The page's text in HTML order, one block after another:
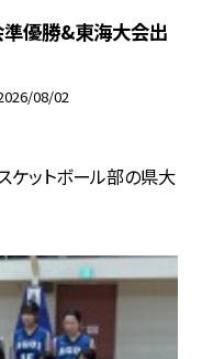
優勝&東海大会出
08/02
ケットボール部の県大